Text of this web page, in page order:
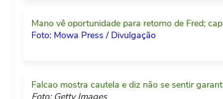
34'
PÊNALTI PARA O BRASIL!Daniel Alves
penalidade.
36' Daniel Alves tenta abertura na esquerda
Mano vê oportunidade para retorno de Fred;
Foto: Mowa Press / Divulgação
Falcao mostra cautela e diz não se sentir
Foto: Getty Images